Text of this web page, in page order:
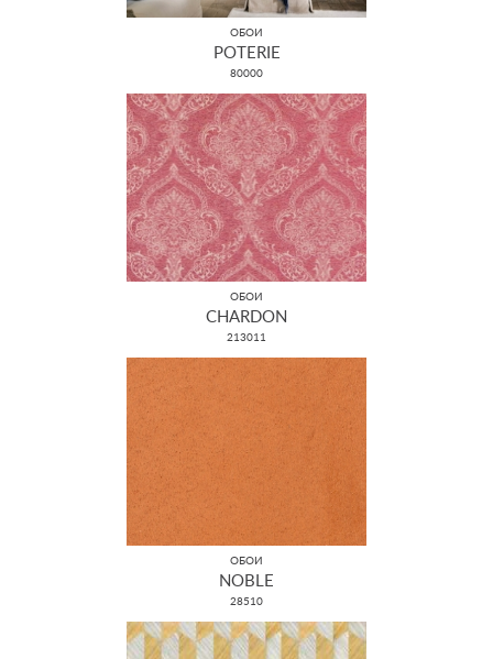
ОБОИ
POTERIE
80000
ОБОИ
CHARDON
213011
ОБОИ
NOBLE
28510